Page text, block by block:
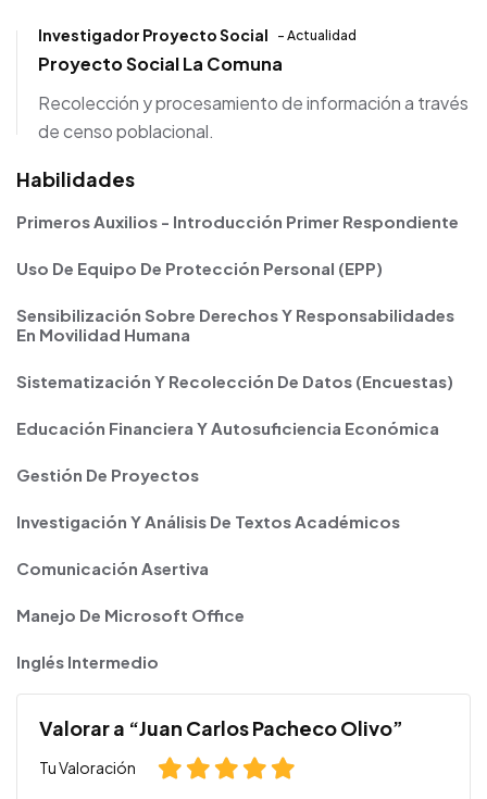
Investigador Proyecto Social - Actualidad
Proyecto Social La Comuna
Recolección y procesamiento de información a través
de censo poblacional.
Habilidades
Primeros Auxilios - Introducción Primer Respondiente
Uso De Equipo De Protección Personal (EPP)
Sensibilización Sobre Derechos Y Responsabilidades
En Movilidad Humana
Sistematización Y Recolección De Datos (Encuestas)
Educación Financiera Y Autosuficiencia Económica
Gestión De Proyectos
Investigación Y Análisis De Textos Académicos
Comunicación Asertiva
Manejo De Microsoft Office
Inglés Intermedio
Valorar a “Juan Carlos Pacheco Olivo”
Tu Valoración